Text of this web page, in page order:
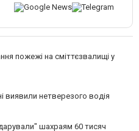
пожежі на сміттєзвалищі у
виявили нетверезого водія
шахраям 60 тисяч